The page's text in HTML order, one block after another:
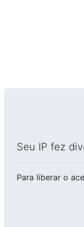
Seu IP fez
Para liberar o